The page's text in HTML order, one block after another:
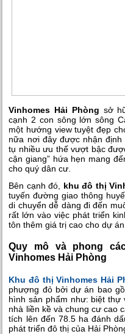
Vinhomes Hải Phòng sở
cạnh 2 con sông lớn sông
một hướng view tuyệt đẹp
nữa nơi đây được nhận
tụ nhiều ưu thế vượt bậc
cận giang” hứa hẹn mang
cho quý dân cư.
Bên cạnh đó, khu đô thị
tuyến đường giao thông
di chuyển dễ dàng đi đến
rất lớn vào việc phát triển
tôn thêm giá trị cao cho dự án.
Quy mô và phong
Vinhomes Hải Phòng
Khu đô thị Vinhomes Hải
phượng đỏ bởi dự án bao
hình sản phẩm như: biệt thự
nhà liền kề và chung cư cao
tích lên đến 78.5 ha đánh
phát triển đô thị của Hải